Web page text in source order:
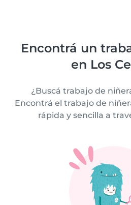
Encontrá un
en Los
¿Buscá trabajo de
Encontrá el trabajo de
rápida y sencilla a